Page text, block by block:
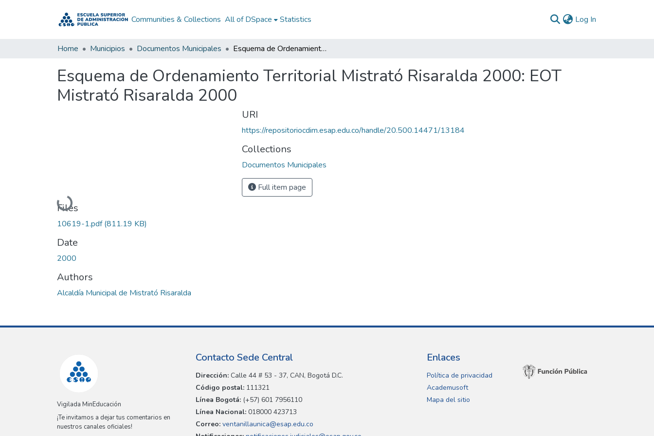
Communities & Collections All of DSpace Statistics Log In
Home Municipios Documentos Municipales Esquema de Ordenamiento Territorial Mistrató Risaralda 2000: EOT Mistrató Risaralda 2000
Esquema de Ordenamiento Territorial Mistrató Risaralda 2000: EOT
Mistrató Risaralda 2000
Loading...
Files
10619-1.pdf(811.19 KB)
Date
2000
Authors
Alcaldía Municipal de Mistrató Risaralda
URI
https://repositoriocdim.esap.edu.co/handle/20.500.14471/13184
Collections
Documentos Municipales
Full item page
Vigilada MinEducación
¡Te invitamos a dejar tus comentarios en
nuestros canales oficiales!
Contacto Sede Central
Dirección: Calle 44 # 53 - 37, CAN, Bogotá D.C.
Código postal: 111321
Línea Bogotá: (+57) 601 7956110
Línea Nacional: 018000 423713
Correo: ventanillaunica@esap.edu.co
Enlaces
Política de privacidad
Academusoft
Mapa del sitio